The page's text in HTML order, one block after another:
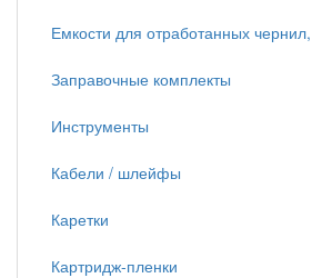
Емкости для отработанных чернил,
Заправочные комплекты
Инструменты
Кабели / шлейфы
Каретки
Картридж-пленки